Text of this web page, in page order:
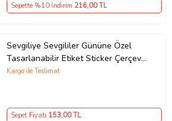
Sepette %10 İndirim 216,00 TL
Sevgiliye Sevgililer Gününe Özel
Tasarlanabilir Etiket Sticker Çerçeve
ve Tablo Uygun (Parlak Beyaz)
Kargo ile Teslimat
Sepet Fiyatı 153,00 TL